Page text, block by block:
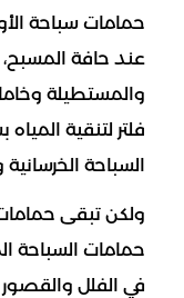
حمامات سباحة
عند حافة المسبح،
والمستطيلة
فلتر لتنقية
السباحة
ولكن تبقى
حمامات السباحة
في الفلل والقصور